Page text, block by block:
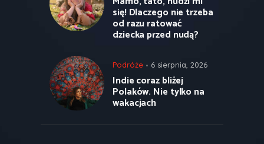
się! Dlaczego nie trzeba
od razu ratować
dziecka przed nudą?
Podróże 6 sierpnia, 2026
Indie coraz bliżej
Polaków. Nie tylko na
wakacjach